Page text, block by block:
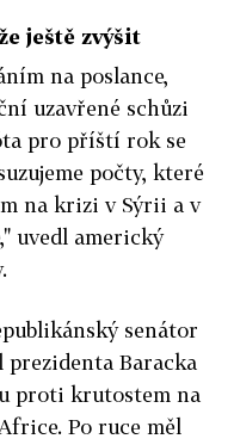
ještě zvýšit
na poslance,
uzavřené schůzi
pro příští rok se
počty, které
na krizi v Sýrii a v
uvedl americký
senátor
prezidenta Baracka
proti krutostem na
Po ruce měl